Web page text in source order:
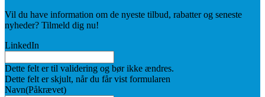
Vil du have information om de nyeste tilbud, rabatter og seneste
nyheder? Tilmeld dig nu!
LinkedIn
Dette felt er til validering og bør ikke ændres.
Dette felt er skjult, når du får vist formularen
Navn(Påkrævet)